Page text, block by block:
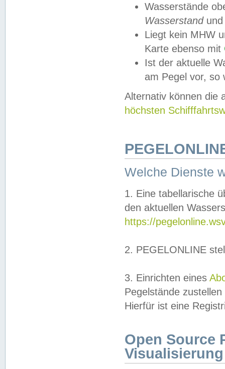
Wasserstände
Wasserstandund
Liegt kein MHW
Karte ebenso mit
Ist der aktuelle
am Pegel vor,
Alternativ können die
höchsten
Welche Dienste
1. Eine tabellarische
den aktuellen
https://
2. PEGELONLINE
3. Einrichten eines
Pegelstände
Hierfür ist eine
Open Source
Visualisierung